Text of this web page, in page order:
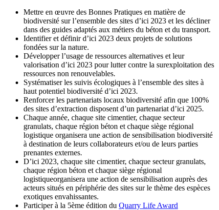
Mettre en œuvre des Bonnes Pratiques en matière de
biodiversité sur l’ensemble des sites d’ici 2023 et les décliner
dans des guides adaptés aux métiers du béton et du transport.
Identifier et définir d’ici 2023 deux projets de solutions
fondées sur la nature.
Développer l’usage de ressources alternatives et leur
valorisation d’ici 2023 pour lutter contre la surexploitation des
ressources non renouvelables.
Systématiser les suivis écologiques à l’ensemble des sites à
haut potentiel biodiversité d’ici 2023.
Renforcer les partenariats locaux biodiversité afin que 100%
des sites d’extraction disposent d’un partenariat d’ici 2025.
Chaque année, chaque site cimentier, chaque secteur
granulats, chaque région béton et chaque siège régional
logistique organisera une action de sensibilisation biodiversité
à destination de leurs collaborateurs et/ou de leurs parties
prenantes externes.
D’ici 2023, chaque site cimentier, chaque secteur granulats,
chaque région béton et chaque siège régional
logistiqueorganisera une action de sensibilisation auprès des
acteurs situés en périphérie des sites sur le thème des espèces
exotiques envahissantes.
Participer à la 5ème édition du Quarry Life Award